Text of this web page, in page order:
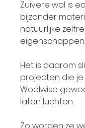
Zuivere wol is
bijzonder
natuurlijke
eigenschappen.
Het is daarom
projecten die
Woolwise
laten luchten.